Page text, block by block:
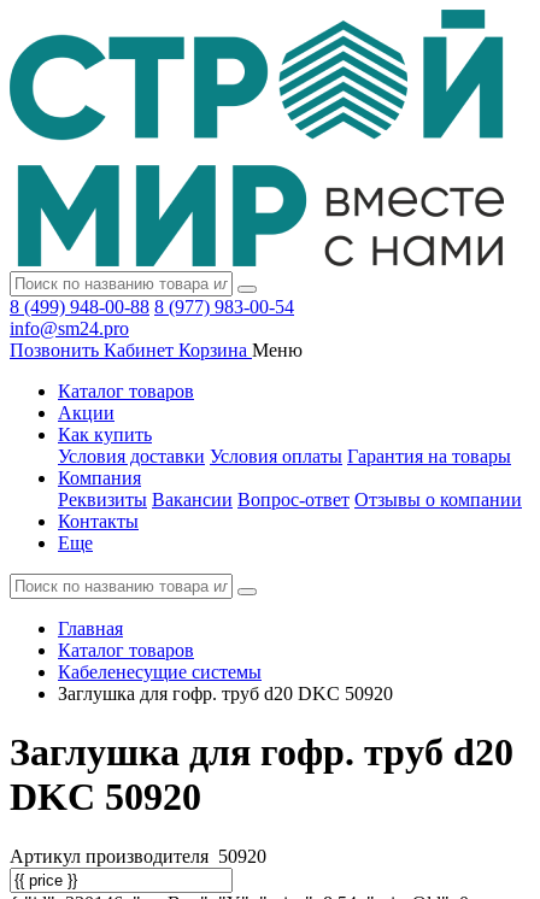
8 (499) 948-00-88 8 (977) 983-00-54
info@sm24.pro
Позвонить Кабинет Корзина Меню
Каталог товаров
Акции
Как купить
Условия доставки Условия оплаты Гарантия на товары
Компания
Реквизиты Вакансии Вопрос-ответ Отзывы о компании
Контакты
Еще
Главная
Каталог товаров
Кабеленесущие системы
Заглушка для гофр. труб d20 DKC 50920
Заглушка для гофр. труб d20
DKC 50920
Артикул производителя 50920